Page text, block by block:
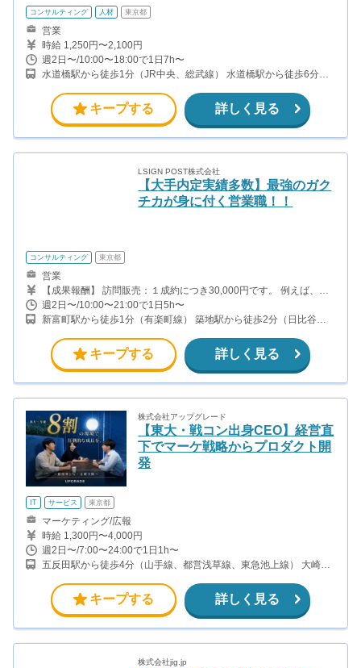
コンサルティング 人材 東京都
営業
時給 1,250円〜2,100円
週2日〜/10:00〜18:00で1日7h〜
水道橋駅から徒歩1分（JR中央、総武線） 水道橋駅から徒歩6分
キープする 詳しく見る
LSIGN POST株式会社
【大手内定実績多数】最強のガク
チカが身に付く営業職！！
コンサルティング 東京都
営業
【成果報酬】 訪問販売：１成約につき30,000円です。 例えば、光
インターネットの成約であれば、平均的に2.5日で1件の契約が見込
めます。（12,000円/1日6時間稼働） ＜月収例＞月に50万以上稼ぐ
方もいます！ ・月5件成約：150,000円 ・月15件成約：450,000円
・月30成約：900,000円➕マネジメントインセンティブ300,000
円 合計1,200,000円 時給換算で2,000円程度が、平均的なインタ
ーン生の報酬となっています。
週2日〜/10:00〜21:00で1日5h〜
新富町駅から徒歩1分（有楽町線） 築地駅から徒歩2分（日比谷
キープする 詳しく見る
株式会社アップグレード
【東大・戦コン出身CEO】経営直
下でマーケ戦略からプロダクト開
発
IT サービス 東京都
マーケティング/広報
時給 1,300円〜4,000円
週2日〜/7:00〜24:00で1日1h〜
五反田駅から徒歩4分（山手線、都営浅草線、東急池上線） 大崎駅
キープする 詳しく見る
株式会社jig.jp